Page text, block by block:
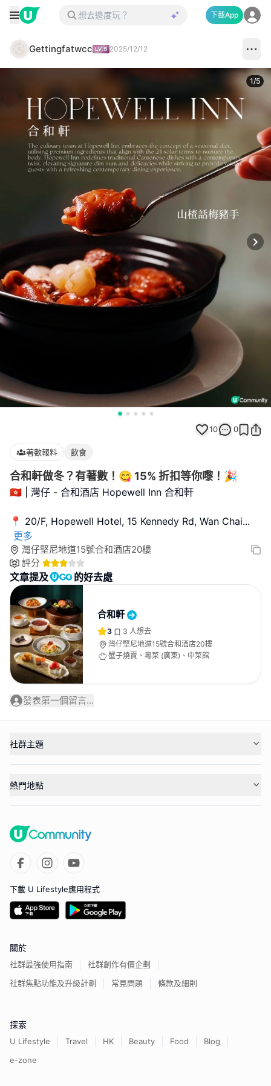
下載App
Gettingfatwcc 2025/12/12
1/5
10 0
著數報料 飲食
合和軒做冬？有著數！😋 15% 折扣等你嚟！🎉
🇭🇰 | 灣仔 - 合和酒店 Hopewell Inn 合和軒
📍 20/F, Hopewell Hotel, 15 Kennedy Rd, Wan Chai...
更多
灣仔堅尼地道15號合和酒店20樓
評分
文章提及 的好去處
合和軒
3 3 人想去
灣仔堅尼地道15號合和酒店20樓
蟹子燒賣、粵菜 (廣東)、中菜館
發表第一個留言...
社群主題
熱門地點
下載 U Lifestyle應用程式
關於
社群最強使用指南
社群創作有價企劃
社群焦點功能及升級計劃
常見問題 條款及細則
探索
U Lifestyle Travel HK Beauty Food
Blog
e-zone